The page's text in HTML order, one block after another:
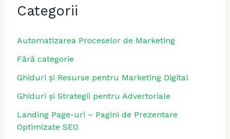
Categorii
Automatizarea Proceselor de Marketing
Fără categorie
Ghiduri și Resurse pentru Marketing Digital
Ghiduri și Strategii pentru Advertoriale
Landing Page-uri – Pagini de Prezentare
Optimizate SEO